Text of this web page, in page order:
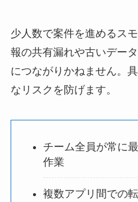
少人数で案件を進めるス
報の共有漏れや古いデー
につながりかねません。
なリスクを防げます。
チーム全員が常に
作業
複数アプリ間での